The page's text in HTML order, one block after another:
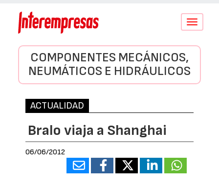
Conmutar
COMPONENTES MECÁNICOS,
NEUMÁTICOS E HIDRÁULICOS
ACTUALIDAD
Bralo viaja a Shanghai
06/06/2012